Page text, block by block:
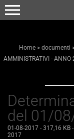
menu
Home > documenti
AMMINISTRATIVI - ANNO
del 01/
01-08-2017 - 317,16 KB -
2017